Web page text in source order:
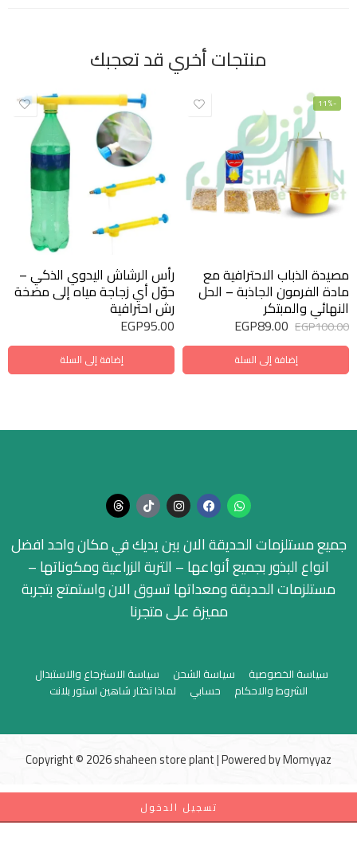
منتجات أخري قد تعجبك
-11%
مصيدة الذباب الاحترافية مع
مادة الفرمون الجاذبة – الحل
النهائي والمبتكر
EGP100.00
EGP89.00
إضافة إلى السلة
رأس الرشاش اليدوي الذكي –
حوّل أي زجاجة مياه إلى مضخة
رش احترافية
EGP95.00
إضافة إلى السلة
جميع مستلزمات الحديقة الان بين يديك في مكان واحد افضل
انواع البذور بجميع أنواعها – التربة الزراعية ومكوناتها –
مستلزمات الحديقة ومعداتها تسوق الان واستمتع بتجربة
مميزة على متجرنا
سياسة الخصوصية سياسة الشحن
سياسة الاسترجاع والاستبدال
الشروط والاحكام
حسابي لماذا تختار شاهين استور بلانت
Copyright © 2026 shaheen store plant | Powered byMomyyaz
تسجيل الدخول